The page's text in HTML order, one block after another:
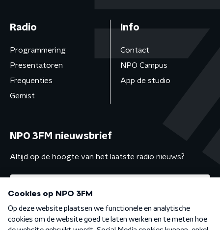
Radio
Programmering
Presentatoren
Frequenties
Gemist
Info
Contact
NPO Campus
App de studio
NPO 3FM nieuwsbrief
Altijd op de hoogte van het laatste radio nieuws?